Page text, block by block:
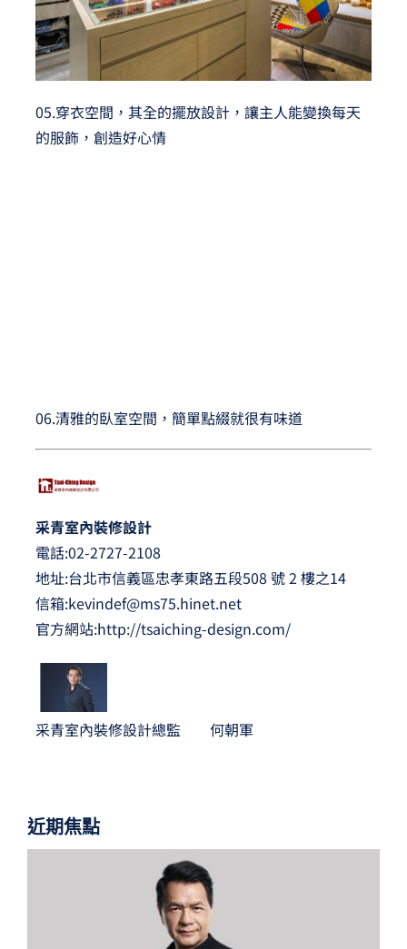
05.穿衣空間，其全的擺放設計，讓主人能變換每天
的服飾，創造好心情
06.清雅的臥室空間，簡單點綴就很有味道
采青室內裝修設計
電話:02-2727-2108
地址:台北市信義區忠孝東路五段508 號 2 樓之14
信箱:kevindef@ms75.hinet.net
官方網站:http://tsaiching-design.com/
采青室內裝修設計總監 何朝軍
近期焦點